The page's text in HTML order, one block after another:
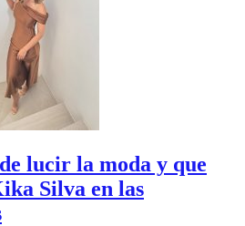
lucir la moda y que
Silva en las